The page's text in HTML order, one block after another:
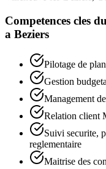
Competences cles du
a Beziers
Pilotage de
Gestion
Management
Relation client
Suivi securite,
reglementaire
Maitrise des